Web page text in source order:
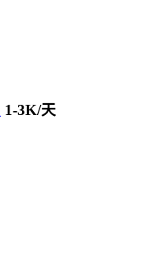
1-3K/天